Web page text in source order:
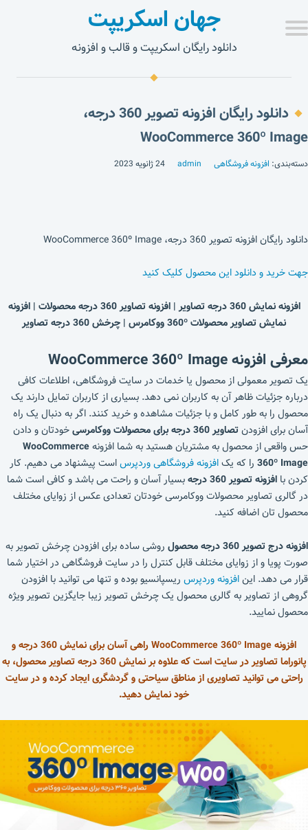
جهان اسکریپت
دانلود رایگان اسکریپت و قالب و افزونه
دانلود رایگان افزونه تصویر 360 درجه،
WooCommerce 360º Image
دسته‌بندی: افزونه فروشگاهی admin 24 ژانویه 2023
دانلود رایگان افزونه تصویر 360 درجه، WooCommerce 360º Image
جهت خرید و دانلود این محصول کلیک کنید
افزونه نمایش 360 درجه تصاویر | افزونه تصاویر 360 درجه محصولات | افزونه
نمایش تصاویر محصولات 360º ووکامرس | چرخش 360 درجه تصاویر
معرفی افزونه WooCommerce 360º Image
یک تصویر معمولی از محصول یا خدمات در سایت فروشگاهی، اطلاعات کافی
درباره جزئیات ظاهر آن به کاربران نمی دهد. بسیاری از کاربران تمایل دارند یک
محصول را به طور کامل و با جزئیات مشاهده و خرید کنند. اگر به دنبال یک راه
آسان برای افزودنتصاویر 360 درجه برای محصولات ووکامرسی
خودتان و دادن
حس واقعی از محصول به مشتریان هستید به شما افزونهWooCommerce
360º Image را که یکافزونه فروشگاهی وردپرساست پیشنهاد می دهیم. کار
کردن با افزونه تصویر 360 درجه
بسیار آسان و راحت می باشد و کافی است شما
در گالری تصاویر محصولات ووکامرسی خودتان تعدادی عکس از زوایای مختلف
محصول تان اضافه کنید.
افزونه درج تصویر 360 درجه محصول
روشی ساده برای افزودن چرخش تصویر به
صورت پویا و از زوایای مختلف قابل کنترل را در سایت فروشگاهی در اختیار شما
قرار می دهد. اینافزونه وردپرس ریسپانسیو بوده و تنها می توانید با افزودن
گروهی از تصاویر به گالری محصول یک چرخش تصویر زیبا جایگزین تصویر ویژه
محصول نمایید.
افزونه WooCommerce 360º Image راهی آسان برای نمایش 360 درجه و
پانوراما تصاویر در سایت است که علاوه بر نمایش 360 درجه تصاویر محصول، به
راحتی می توانید تصاویری از مناطق سیاحتی و گردشگری ایجاد کرده و در سایت
خود نمایش دهید.